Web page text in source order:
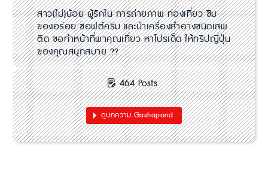
สาว(ไม่)น้อย ผู้รักใน การถ่ายภาพ ท่องเที่ยว ชิม
ของอร่อย ซอฟต์ครีม และบ้าเครื่องสำอางชนิดเสพ
ติด ขอทำหน้าที่พาคุณเที่ยว หาโปรเด็ด ให้ทริปญี่ปุ่น
ของคุณสนุกสบาย ??
464 Posts
ดูบทความ Gashapond